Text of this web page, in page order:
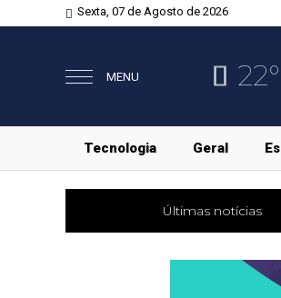
Sexta, 07 de Agosto de 2026
MENU 22°
Tecnologia Geral
Últimas notícias